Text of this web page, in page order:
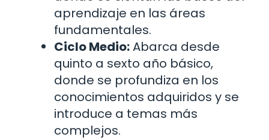
aprendizaje en las áreas
fundamentales.
Ciclo Medio:Abarca desde
quinto a sexto año básico,
donde se profundiza en los
conocimientos adquiridos y se
introduce a temas más
complejos.